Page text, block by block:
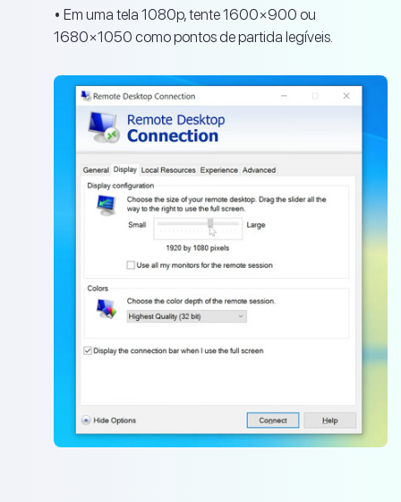
• Em uma tela 1080p, tente 1600×900 ou
1680×1050 como pontos de partida legíveis.